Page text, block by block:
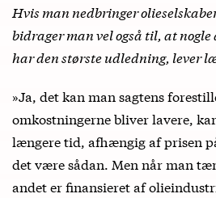
Hvis man nedbringer
bidrager man vel også til, at nogle
har den største udledning, lever
»Ja, det kan man sagtens
omkostningerne bliver lavere,
længere tid, afhængig af prisen
det være sådan. Men når man
andet er finansieret af